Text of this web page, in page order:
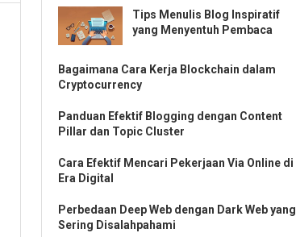
Tips Menulis Blog Inspiratif
yang Menyentuh Pembaca
Bagaimana Cara Kerja Blockchain dalam
Cryptocurrency
Panduan Efektif Blogging dengan Content
Pillar dan Topic Cluster
Cara Efektif Mencari Pekerjaan Via Online di
Era Digital
Perbedaan Deep Web dengan Dark Web yang
Sering Disalahpahami